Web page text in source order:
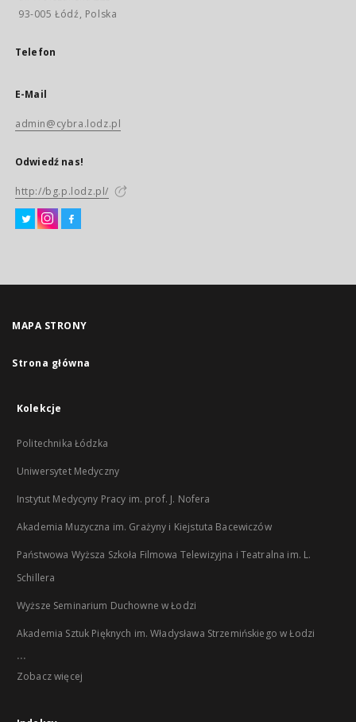
93-005 Łódź, Polska
Telefon
E-Mail
admin@cybra.lodz.pl
Odwiedź nas!
http://bg.p.lodz.pl/
MAPA STRONY
Strona główna
Kolekcje
Politechnika Łódzka
Uniwersytet Medyczny
Instytut Medycyny Pracy im. prof. J. Nofera
Akademia Muzyczna im. Grażyny i Kiejstuta Bacewiczów
Państwowa Wyższa Szkoła Filmowa Telewizyjna i Teatralna im. L.
Schillera
Wyższe Seminarium Duchowne w Łodzi
Akademia Sztuk Pięknych im. Władysława Strzemińskiego w Łodzi
...
Zobacz więcej